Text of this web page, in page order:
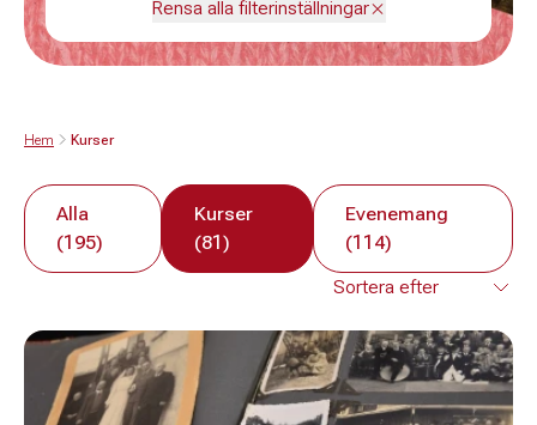
Rensa alla filterinställningar
Hem Kurser
Alla
(195)
Kurser
(81)
Evenemang
(114)